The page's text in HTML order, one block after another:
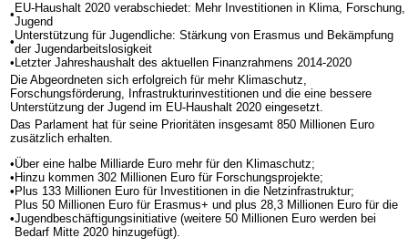
• EU-Haushalt 2020 verabschiedet: Mehr Investitionen in Klima, Forschung,
Jugend
•Unterstützung für Jugendliche: Stärkung von Erasmus und Bekämpfung
der Jugendarbeitslosigkeit
• Letzter Jahreshaushalt des aktuellen Finanzrahmens 2014-2020
Die Abgeordneten sich erfolgreich für mehr Klimaschutz,
Forschungsförderung, Infrastrukturinvestitionen und die eine bessere
Unterstützung der Jugend im EU-Haushalt 2020 eingesetzt.
Das Parlament hat für seine Prioritäten insgesamt 850 Millionen Euro
zusätzlich erhalten.
•Über eine halbe Milliarde Euro mehr für den Klimaschutz;
• Hinzu kommen 302 Millionen Euro für Forschungsprojekte;
• Plus 133 Millionen Euro für Investitionen in die Netzinfrastruktur;
•
Plus 50 Millionen Euro für Erasmus+ und plus 28,3 Millionen Euro für die
Jugendbeschäftigungsinitiative (weitere 50 Millionen Euro werden bei
Bedarf Mitte 2020 hinzugefügt).